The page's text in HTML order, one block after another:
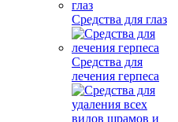
Средства для глаз
Средства для
лечения герпеса